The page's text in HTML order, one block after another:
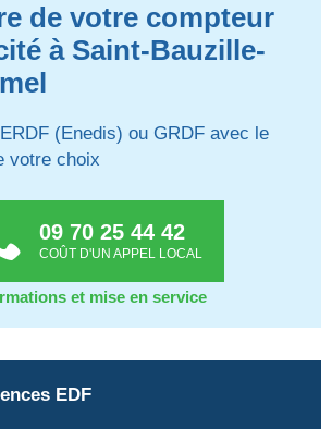
de votre compteur
à Saint-Bauzille-
(Enedis) ou GRDF avec le
votre choix
09 70 25 44 42
COÛT D'UN APPEL LOCAL
et mise en service
EDF